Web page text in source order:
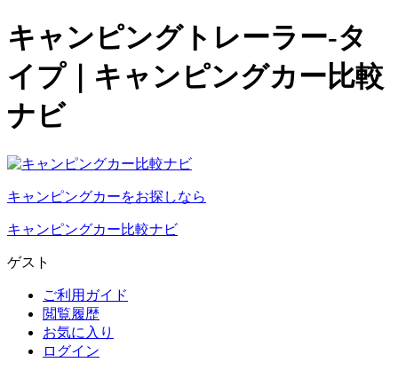
キャンピングトレーラー-タ
イプ｜キャンピングカー比較
ナビ
キャンピングカーをお探しなら
キャンピングカー比較ナビ
ゲスト
ご利用ガイド
閲覧履歴
お気に入り
ログイン